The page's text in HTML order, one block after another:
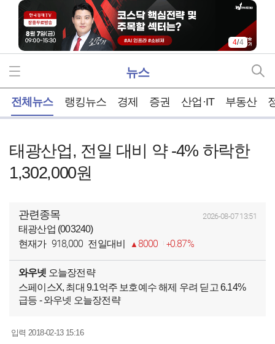
1/4
뉴스
전체뉴스 랭킹뉴스 경제 증권 산업·IT 부동산
태광산업, 전일 대비 약 -4% 하락한
1,302,000원
관련종목 2026-08-07 13:51
태광산업 (003240)
현재가 918,000 전일대비 8000 0.87%
와우넷 오늘장전략
스페이스X, 최대 9.1억주 보호예수 해제 우려 딛고 6.14%
급등 - 와우넷 오늘장전략
입력 2018-02-13 15:16